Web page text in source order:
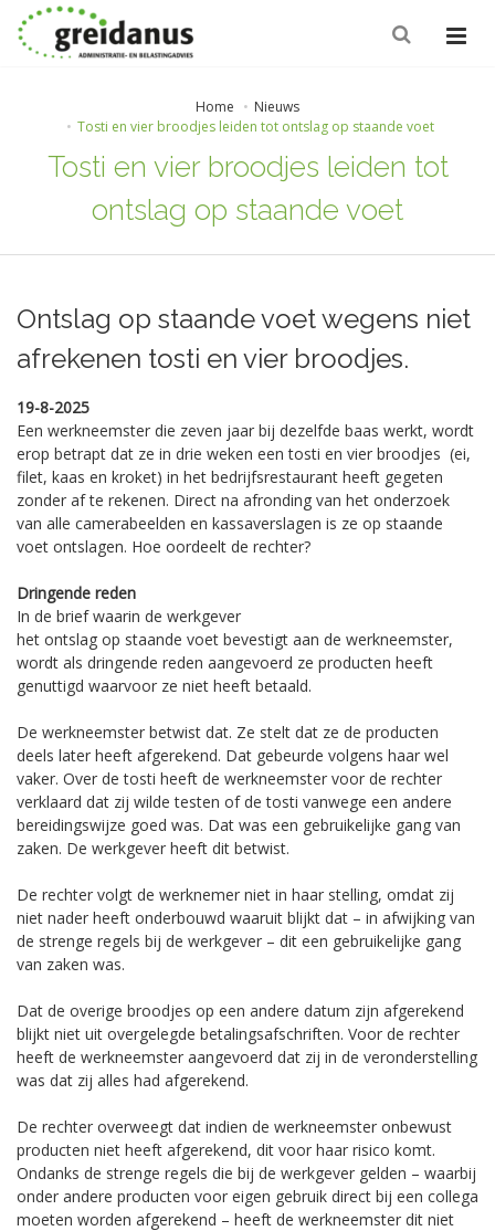
Home
Nieuws
Tosti en vier broodjes leiden tot ontslag op staande voet
Tosti en vier broodjes leiden tot
ontslag op staande voet
Ontslag op staande voet wegens niet
afrekenen tosti en vier broodjes.
19-8-2025
Een werkneemster die zeven jaar bij dezelfde baas werkt, wordt
erop betrapt dat ze in drie weken een tosti en vier broodjes (ei,
filet, kaas en kroket) in het bedrijfsrestaurant heeft gegeten
zonder af te rekenen. Direct na afronding van het onderzoek
van alle camerabeelden en kassaverslagen is ze op staande
voet ontslagen. Hoe oordeelt de rechter?
Dringende reden
In de brief waarin de werkgever
het ontslag op staande voet bevestigt aan de werkneemster,
wordt als dringende reden aangevoerd ze producten heeft
genuttigd waarvoor ze niet heeft betaald.
De werkneemster betwist dat. Ze stelt dat ze de producten
deels later heeft afgerekend. Dat gebeurde volgens haar wel
vaker. Over de tosti heeft de werkneemster voor de rechter
verklaard dat zij wilde testen of de tosti vanwege een andere
bereidingswijze goed was. Dat was een gebruikelijke gang van
zaken. De werkgever heeft dit betwist.
De rechter volgt de werknemer niet in haar stelling, omdat zij
niet nader heeft onderbouwd waaruit blijkt dat – in afwijking van
de strenge regels bij de werkgever – dit een gebruikelijke gang
van zaken was.
Dat de overige broodjes op een andere datum zijn afgerekend
blijkt niet uit overgelegde betalingsafschriften. Voor de rechter
heeft de werkneemster aangevoerd dat zij in de veronderstelling
was dat zij alles had afgerekend.
De rechter overweegt dat indien de werkneemster onbewust
producten niet heeft afgerekend, dit voor haar risico komt.
Ondanks de strenge regels die bij de werkgever gelden – waarbij
onder andere producten voor eigen gebruik direct bij een collega
moeten worden afgerekend – heeft de werkneemster dit niet